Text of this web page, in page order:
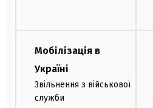
Мобілізація в
Україні
Звільнення з військової
служби